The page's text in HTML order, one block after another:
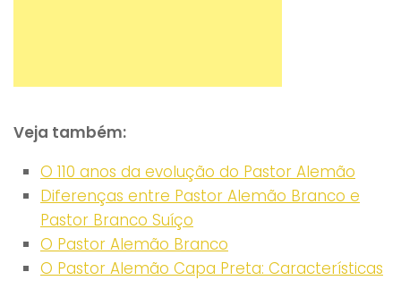
Veja também:
O 110 anos da evolução do Pastor Alemão
Diferenças entre Pastor Alemão Branco e
Pastor Branco Suíço
O Pastor Alemão Branco
O Pastor Alemão Capa Preta: Características